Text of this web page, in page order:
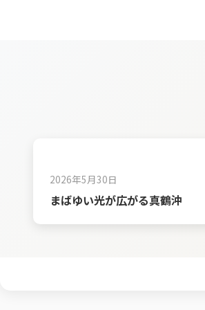
2026年5月30日
まばゆい光が広がる真鶴沖